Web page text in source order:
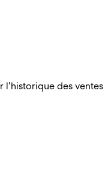
l'historique des ventes